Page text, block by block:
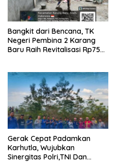
Bangkit dari Bencana, TK
Negeri Pembina 2 Karang
Baru Raih Revitalisasi Rp755
Gerak Cepat Padamkan
Karhutla, Wujubkan
Sinergitas Polri,TNI Dan